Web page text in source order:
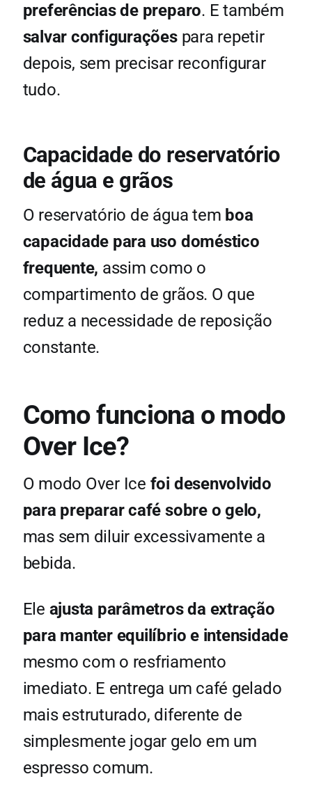
preferências de preparo. E também
salvar configuraçõespara repetir
depois, sem precisar reconfigurar
tudo.
Capacidade do reservatório
de água e grãos
O reservatório de água tem boa
capacidade para uso doméstico
frequente, assim como o
compartimento de grãos. O que
reduz a necessidade de reposição
constante.
Como funciona o modo
Over Ice?
O modo Over Ice foi desenvolvido
para preparar café sobre o gelo,
mas sem diluir excessivamente a
bebida.
Ele ajusta parâmetros da extração
para manter equilíbrio e intensidade
mesmo com o resfriamento
imediato. E entrega um café gelado
mais estruturado, diferente de
simplesmente jogar gelo em um
espresso comum.